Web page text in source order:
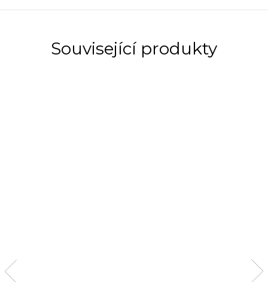
Související produkty